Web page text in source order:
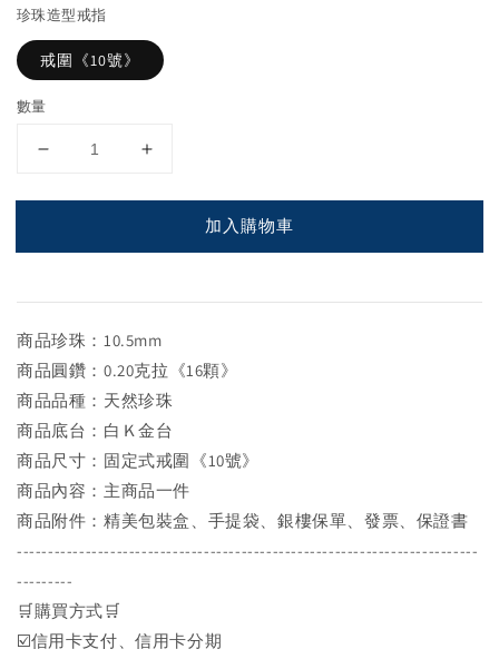
珍珠造型戒指
戒圍《10號》
數量
加入購物車
商品珍珠：10.5mm
商品圓鑽：0.20克拉《16顆》
商品品種：天然珍珠
商品底台：白Ｋ金台
商品尺寸：固定式戒圍《10號》
商品內容：主商品一件
商品附件：精美包裝盒、手提袋、銀樓保單、發票、保證書
--------------------------------------------------------------------------
---------
🛒購買方式🛒
☑️信用卡支付、信用卡分期